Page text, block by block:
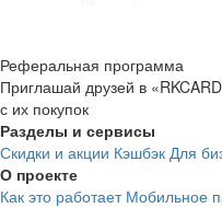
Реферальная программа
Приглашай друзей в
с их покупок
Разделы и сервисы
Скидки и акции Кэшбэк Для
О проекте
Как это работает Мобильное